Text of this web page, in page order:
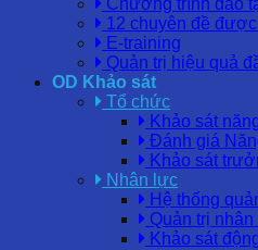
Chương trình đào
12 chuyên đề
E-training
Quản trị hiệu quả
OD Khảo sát
Tổ chức
Khảo sát
Đánh giá
Khảo sát
Nhân lực
Hệ thống
Quản trị nhân
Khảo sát